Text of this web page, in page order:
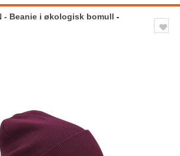
- Beanie i økologisk bomull -